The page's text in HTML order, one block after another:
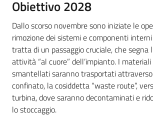
Obiettivo 2028
Dallo scorso novembre sono iniziate le
rimozione dei sistemi e componenti
tratta di un passaggio cruciale, che segna
attività “al cuore” dell’impianto. I
smantellati saranno trasportati
confinato, la cosiddetta “waste route”,
turbina, dove saranno decontaminati e
lo stoccaggio.